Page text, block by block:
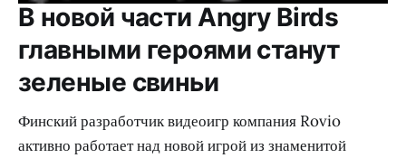
В новой части Angry Birds
главными героями станут
зеленые свиньи
Финский разработчик видеоигр компания Rovio
активно работает над новой игрой из знаменитой